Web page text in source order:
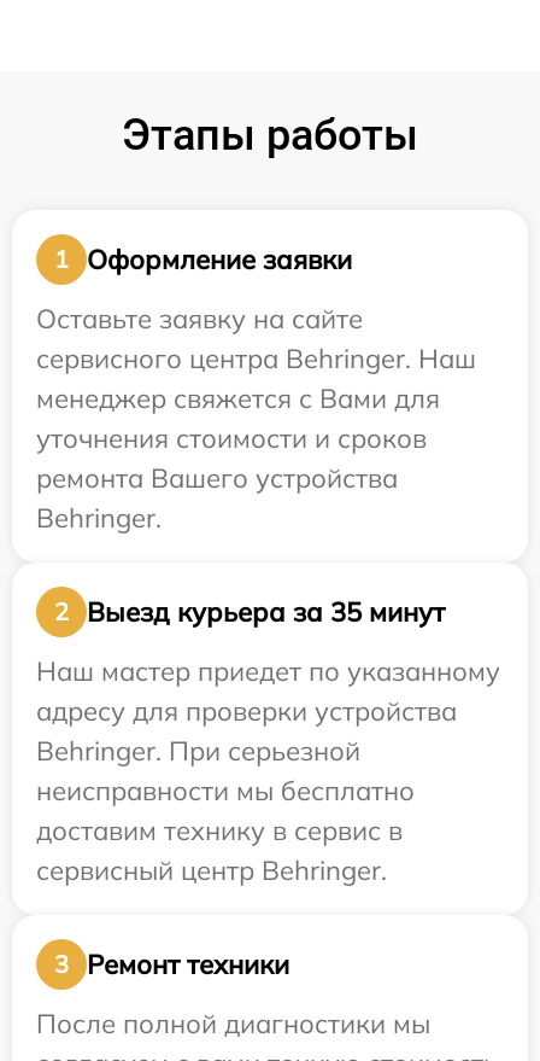
Этапы работы
1
Оформление заявки
Оставьте заявку на сайте
сервисного центра Behringer. Наш
менеджер свяжется с Вами для
уточнения стоимости и сроков
ремонта Вашего устройства
Behringer.
2
Выезд курьера за 35 минут
Наш мастер приедет по указанному
адресу для проверки устройства
Behringer. При серьезной
неисправности мы бесплатно
доставим технику в сервис в
сервисный центр Behringer.
3
Ремонт техники
После полной диагностики мы